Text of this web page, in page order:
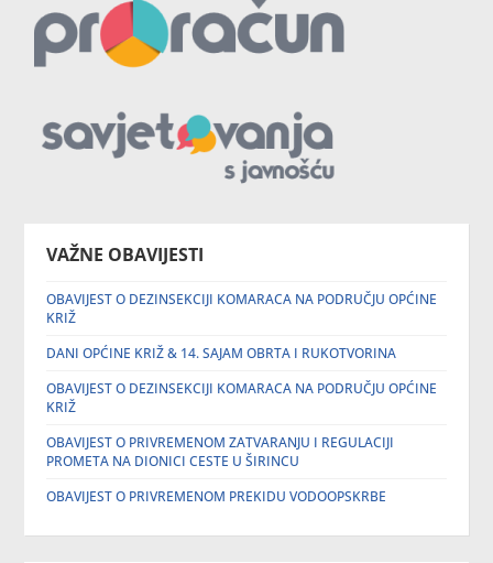
VAŽNE OBAVIJESTI
OBAVIJEST O DEZINSEKCIJI KOMARACA NA PODRUČJU OPĆINE
KRIŽ
DANI OPĆINE KRIŽ & 14. SAJAM OBRTA I RUKOTVORINA
OBAVIJEST O DEZINSEKCIJI KOMARACA NA PODRUČJU OPĆINE
KRIŽ
OBAVIJEST O PRIVREMENOM ZATVARANJU I REGULACIJI
PROMETA NA DIONICI CESTE U ŠIRINCU
OBAVIJEST O PRIVREMENOM PREKIDU VODOOPSKRBE